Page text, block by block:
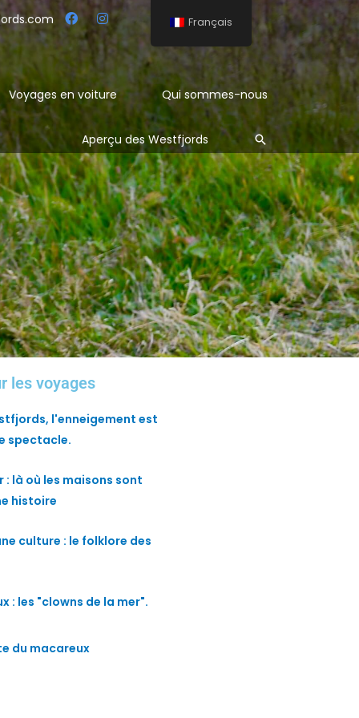
Voyages en voiture Qui sommes-nous
Aperçu des Westfjords Rechercher
les voyages
l'enneigement est
spectacle.
: là où les maisons sont
histoire
culture : le folklore des
: les "clowns de la mer".
du macareux
Français